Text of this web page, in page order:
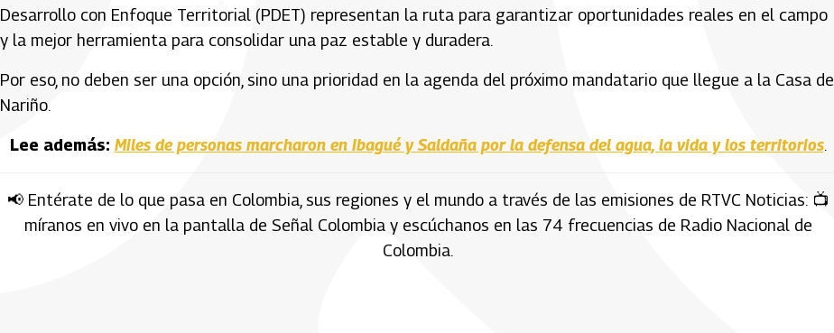
Desarrollo con Enfoque Territorial (PDET) representan la ruta para garantizar oportunidades reales en el campo
y la mejor herramienta para consolidar una paz estable y duradera.
Por eso, no deben ser una opción, sino una prioridad en la agenda del próximo mandatario que llegue a la Casa de
Nariño.
Lee además: Miles de personas marcharon en Ibagué y Saldaña por la defensa del agua, la vida y los territorios.
📢 Entérate de lo que pasa en Colombia, sus regiones y el mundo a través de las emisiones de RTVC Noticias: 📺
míranos en vivo en la pantalla de Señal Colombia y escúchanos en las 74 frecuencias de Radio Nacional de
Colombia.